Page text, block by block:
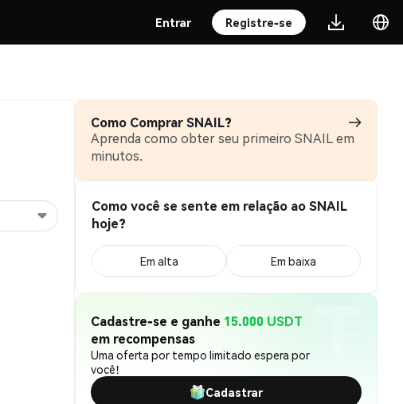
Entrar Registre-se
Como Comprar SNAIL?
Aprenda como obter seu primeiro SNAIL em
minutos.
Como você se sente em relação ao SNAIL
hoje?
Em alta Em baixa
Cadastre-se e ganhe 15.000 USDT
em recompensas
Uma oferta por tempo limitado espera por
você!
Cadastrar